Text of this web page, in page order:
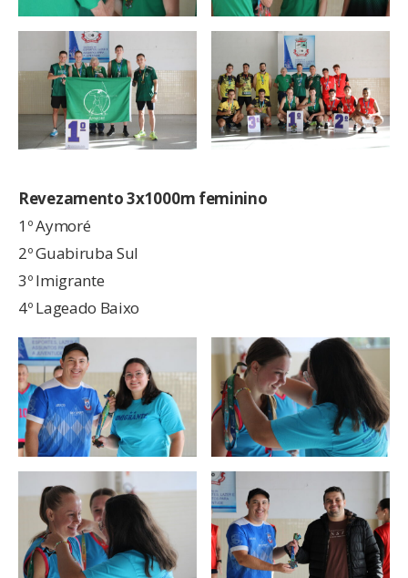
Revezamento 3x1000m feminino
1º Aymoré
2º Guabiruba Sul
3º Imigrante
4º Lageado Baixo